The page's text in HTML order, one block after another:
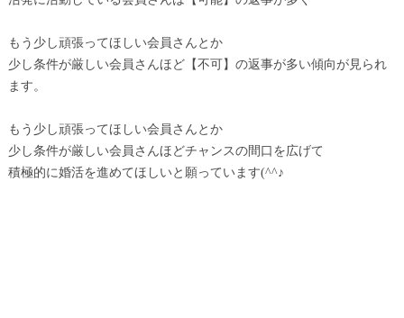
もう少し頑張ってほしい会員さんとか
少し条件が厳しい会員さんほど【不可】の返事が多い傾向が見られ
ます。
もう少し頑張ってほしい会員さんとか
少し条件が厳しい会員さんほどチャンスの間口を広げて
積極的に婚活を進めてほしいと願っています(^^♪